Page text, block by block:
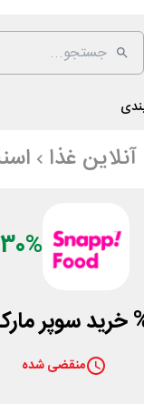
غذا
30%
منقضی شده